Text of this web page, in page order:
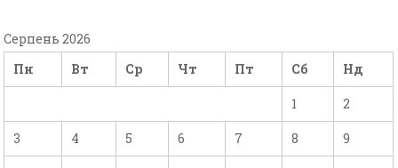
Серпень 2026
Пн
Вт Ср Чт Пт Сб Нд
1 2
3 4 5 6 7 8 9